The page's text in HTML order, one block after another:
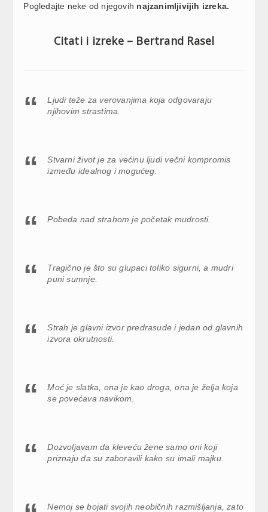
Pogledajte neke od njegovih najzanimljivijih izreka.
Citati i izreke – Bertrand Rasel
Ljudi teže za verovanjima koja odgovaraju
njihovim strastima.
Stvarni život je za većinu ljudi večni kompromis
između idealnog i mogućeg.
Pobeda nad strahom je početak mudrosti.
Tragično je što su glupaci toliko sigurni, a mudri
puni sumnje.
Strah je glavni izvor predrasude i jedan od glavnih
izvora okrutnosti.
Moć je slatka, ona je kao droga, ona je želja koja
se povećava navikom.
Dozvoljavam da kleveću žene samo oni koji
priznaju da su zaboravili kako su imali majku.
Nemoj se bojati svojih neobičnih razmišljanja, zato